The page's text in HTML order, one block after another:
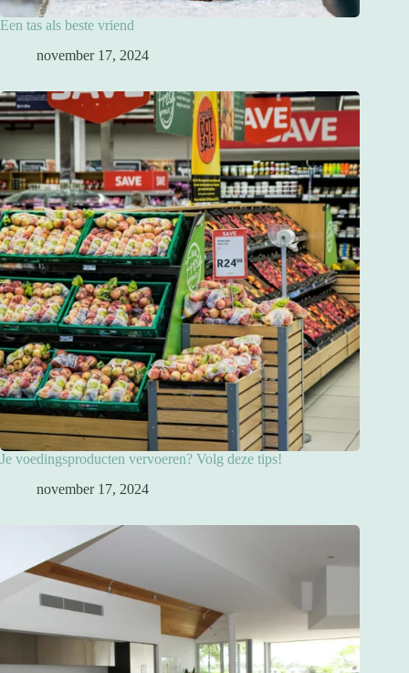
Een tas als beste vriend
november 17, 2024
Je voedingsproducten vervoeren? Volg deze tips!
november 17, 2024